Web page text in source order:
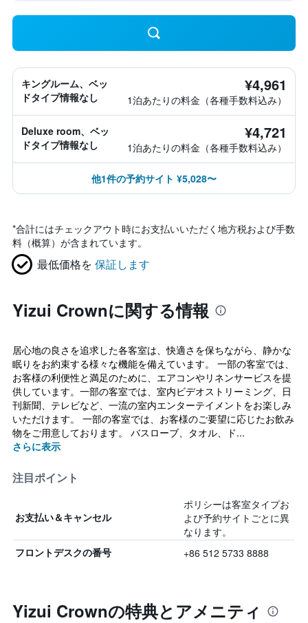
キングルーム、ベッ
ドタイプ情報なし
¥4,961
1泊あたりの料金（各種手数料込み）
Deluxe room、ベッ
ドタイプ情報なし
¥4,721
1泊あたりの料金（各種手数料込み）
他1件の予約サイト ¥5,028〜
*合計にはチェックアウト時にお支払いいただく地方税および手数
料（概算）が含まれています。
最低価格を 保証します
Yizui Crownに関する情報
居心地の良さを追求した各客室は、快適さを保ちながら、静かな
眠りをお約束する様々な機能を備えています。 一部の客室では、
お客様の利便性と満足のために、エアコンやリネンサービスを提
供しています。一部の客室では、室内ビデオストリーミング、日
刊新聞、テレビなど、一流の室内エンターテイメントをお楽しみ
いただけます。 一部の客室では、お客様のご要望に応じたお飲み
物をご用意しております。 バスローブ、タオル、ド...
さらに表示
注目ポイント
お支払い＆キャンセル
ポリシーは客室タイプお
よび予約サイトごとに異
なります。
フロントデスクの番号 +86 512 5733 8888
Yizui Crownの特典とアメニティ